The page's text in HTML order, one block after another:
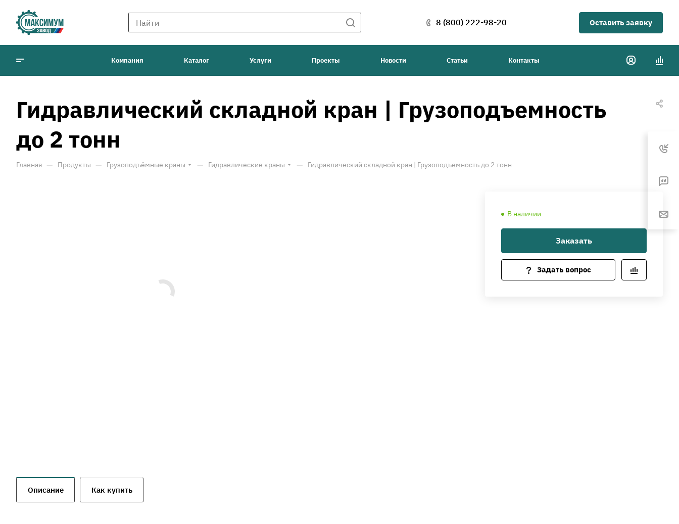
8 (800) 222-98-20 Оставить заявку
Компания Каталог Услуги Проекты Новости Статьи Контакты
Гидравлический складной кран | Грузоподъемность
до 2 тонн
Главная — Продукты — Грузоподъёмные краны — Гидравлические краны — Гидравлический складной кран | Грузоподъемность до 2 тонн
В наличии
Заказать
Задать вопрос
Описание Как купить